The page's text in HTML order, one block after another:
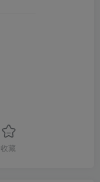
收藏